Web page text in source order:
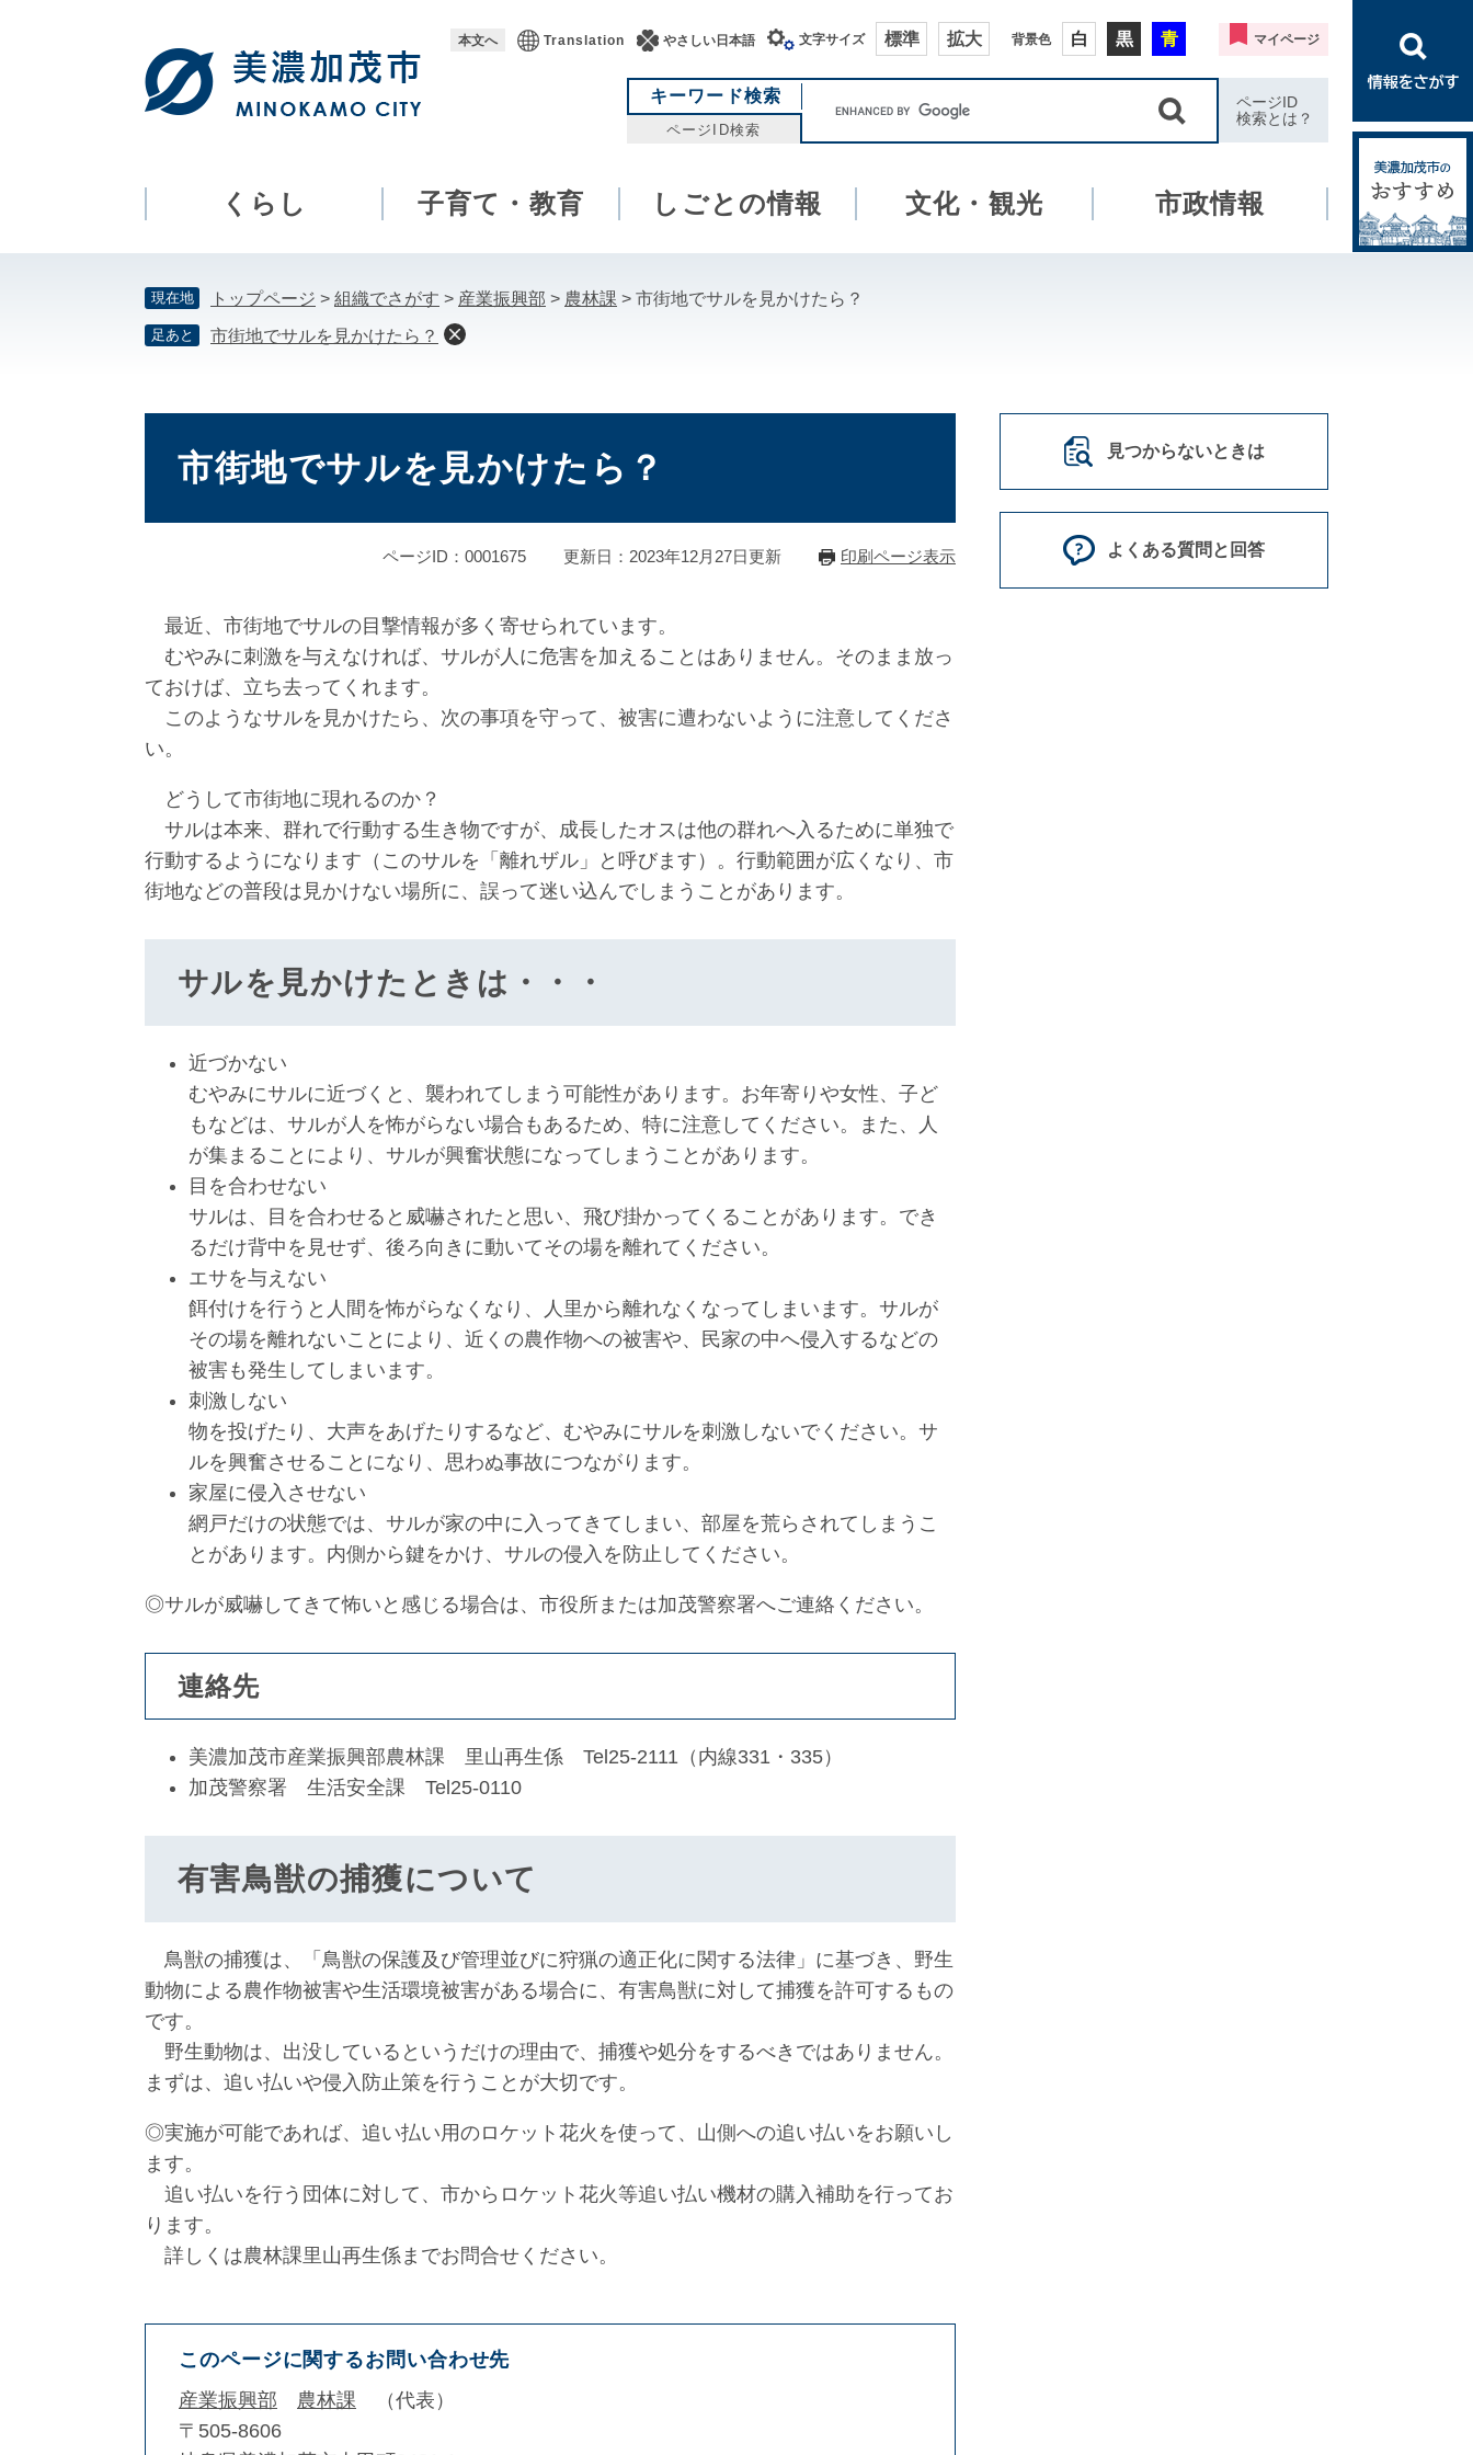
本
本文へ Translation やさしい日本語 文字サイズ 標準 拡大 背景色 白 黒 青 マイページ
キーワード検索
ページID検索
ワ
ド
索
ページID
検索とは？
くらし 子育て・教育 しごとの情報 文化・観光 市政情報
現在地 トップページ > 組織でさがす > 産業振興部 > 農林課 > 市街地でサルを見かけたら？
足あと 市街地でサルを見かけたら？
市街地でサルを見かけたら？
ページID：0001675 更新日：2023年12月27日更新 印刷ページ表示
最近、市街地でサルの目撃情報が多く寄せられています。
むやみに刺激を与えなければ、サルが人に危害を加えることはありません。そのまま放っ
ておけば、立ち去ってくれます。
このようなサルを見かけたら、次の事項を守って、被害に遭わないように注意してくださ
い。
どうして市街地に現れるのか？
サルは本来、群れで行動する生き物ですが、成長したオスは他の群れへ入るために単独で
行動するようになります（このサルを「離れザル」と呼びます）。行動範囲が広くなり、市
街地などの普段は見かけない場所に、誤って迷い込んでしまうことがあります。
サルを見かけたときは・・・
近づかない
むやみにサルに近づくと、襲われてしまう可能性があります。お年寄りや女性、子ど
もなどは、サルが人を怖がらない場合もあるため、特に注意してください。また、人
が集まることにより、サルが興奮状態になってしまうことがあります。
目を合わせない
サルは、目を合わせると威嚇されたと思い、飛び掛かってくることがあります。でき
るだけ背中を見せず、後ろ向きに動いてその場を離れてください。
エサを与えない
餌付けを行うと人間を怖がらなくなり、人里から離れなくなってしまいます。サルが
その場を離れないことにより、近くの農作物への被害や、民家の中へ侵入するなどの
被害も発生してしまいます。
刺激しない
物を投げたり、大声をあげたりするなど、むやみにサルを刺激しないでください。サ
ルを興奮させることになり、思わぬ事故につながります。
家屋に侵入させない
網戸だけの状態では、サルが家の中に入ってきてしまい、部屋を荒らされてしまうこ
とがあります。内側から鍵をかけ、サルの侵入を防止してください。
◎サルが威嚇してきて怖いと感じる場合は、市役所または加茂警察署へご連絡ください。
連絡先
美濃加茂市産業振興部農林課 里山再生係 Tel25-2111（内線331・335）
加茂警察署 生活安全課 Tel25-0110
有害鳥獣の捕獲について
鳥獣の捕獲は、「鳥獣の保護及び管理並びに狩猟の適正化に関する法律」に基づき、野生
動物による農作物被害や生活環境被害がある場合に、有害鳥獣に対して捕獲を許可するもの
です。
野生動物は、出没しているというだけの理由で、捕獲や処分をするべきではありません。
まずは、追い払いや侵入防止策を行うことが大切です。
◎実施が可能であれば、追い払い用のロケット花火を使って、山側への追い払いをお願いし
ます。
追い払いを行う団体に対して、市からロケット花火等追い払い機材の購入補助を行ってお
ります。
詳しくは農林課里山再生係までお問合せください。
このページに関するお問い合わせ先
産業振興部
農林課
代表
〒505-8606
見つからないときは
よくある質問と回答